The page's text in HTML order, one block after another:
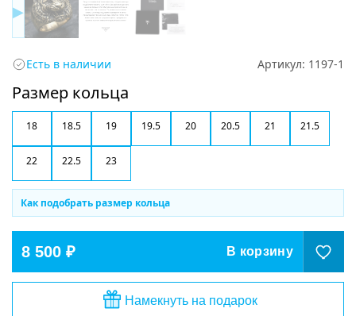
▶
Есть в наличии Артикул: 1197-1
Размер кольца
18 18.5 19 19.5 20 20.5 21 21.5
22 22.5 23
Как подобрать размер кольца
8 500 ₽ В корзину
Намекнуть на подарок